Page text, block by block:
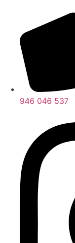
946 046 537